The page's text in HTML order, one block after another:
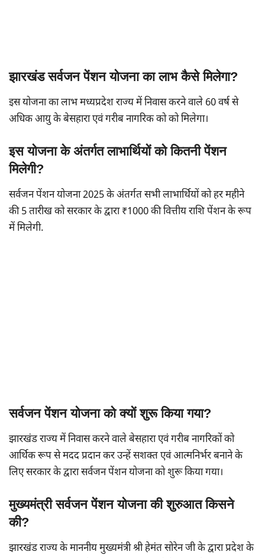
झारखंड सर्वजन पेंशन योजना का लाभ कैसे मिलेगा?
इस योजना का लाभ मध्यप्रदेश राज्य में निवास करने वाले 60 वर्ष से
अधिक आयु के बेसहारा एवं गरीब नागरिक को को मिलेगा।
इस योजना के अंतर्गत लाभार्थियों को कितनी पेंशन
मिलेगी?
सर्वजन पेंशन योजना 2025 के अंतर्गत सभी लाभार्थियों को हर महीने
की 5 तारीख को सरकार के द्वारा ₹1000 की वित्तीय राशि पेंशन के रूप
में मिलेगी.
सर्वजन पेंशन योजना को क्यों शुरू किया गया?
झारखंड राज्य में निवास करने वाले बेसहारा एवं गरीब नागरिकों को
आर्थिक रूप से मदद प्रदान कर उन्हें सशक्त एवं आत्मनिर्भर बनाने के
लिए सरकार के द्वारा सर्वजन पेंशन योजना को शुरू किया गया।
मुख्यमंत्री सर्वजन पेंशन योजना की शुरुआत किसने
की?
झारखंड राज्य के माननीय मुख्यमंत्री श्री हेमंत सोरेन जी के द्वारा प्रदेश के